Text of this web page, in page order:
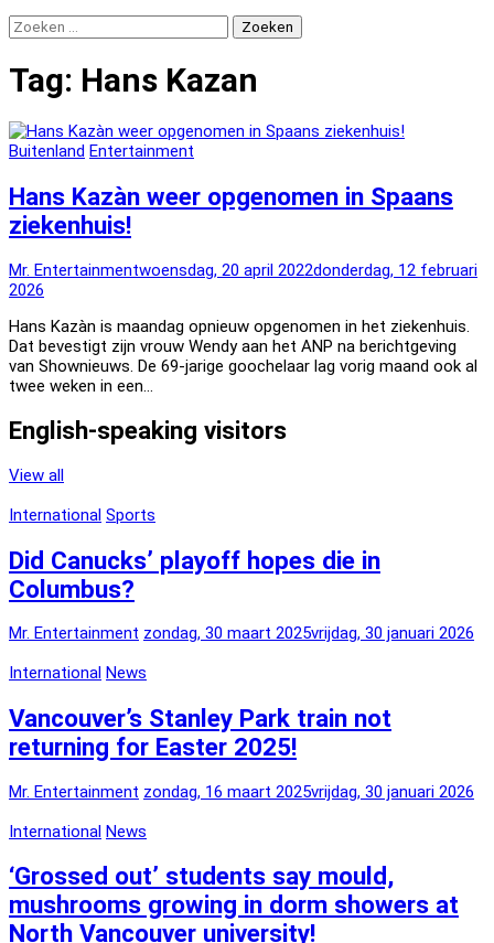
Zoeken
naar:
Tag: Hans Kazan
Buitenland Entertainment
Hans Kazàn weer opgenomen in Spaans
ziekenhuis!
Mr. Entertainmentwoensdag, 20 april 2022donderdag, 12 februari
2026
Hans Kazàn is maandag opnieuw opgenomen in het ziekenhuis.
Dat bevestigt zijn vrouw Wendy aan het ANP na berichtgeving
van Shownieuws. De 69-jarige goochelaar lag vorig maand ook al
twee weken in een…
English-speaking visitors
View all
International Sports
Did Canucks’ playoff hopes die in
Columbus?
Mr. Entertainment zondag, 30 maart 2025vrijdag, 30 januari 2026
International News
Vancouver’s Stanley Park train not
returning for Easter 2025!
Mr. Entertainment zondag, 16 maart 2025vrijdag, 30 januari 2026
International News
‘Grossed out’ students say mould,
mushrooms growing in dorm showers at
North Vancouver university!